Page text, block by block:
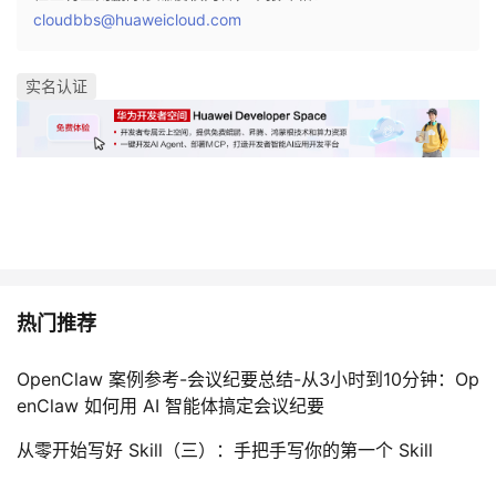
cloudbbs@huaweicloud.com
实名认证
热门推荐
OpenClaw 案例参考-会议纪要总结-从3小时到10分钟：Op
enClaw 如何用 AI 智能体搞定会议纪要
从零开始写好 Skill（三）：手把手写你的第一个 Skill